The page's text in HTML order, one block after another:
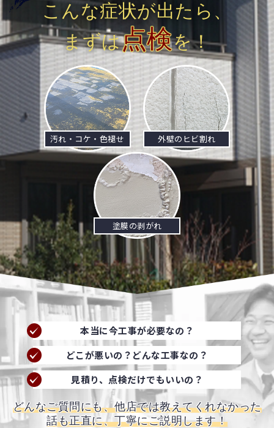
こんな症状が出たら、
まずは点検を！
汚れ・コケ・色褪せ 外壁のヒビ割れ
塗膜の剥がれ
本当に今工事が必要なの？
どこが悪いの？どんな工事なの？
見積り、点検だけでもいいの？
どんなご質問にも、他店では教えてくれなかった
話も正直に、丁寧にご説明します！